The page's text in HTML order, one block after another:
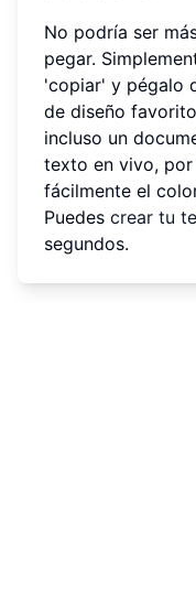
No podría ser
pegar.
'copiar' y pégalo
de diseño
incluso un
texto en vivo,
fácilmente el
Puedes crear tu
segundos.